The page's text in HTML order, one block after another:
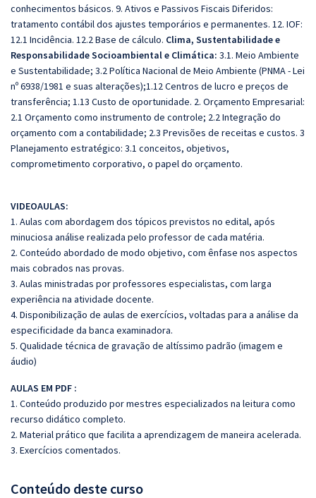
conhecimentos básicos. 9. Ativos e Passivos Fiscais Diferidos:
tratamento contábil dos ajustes temporários e permanentes. 12. IOF:
12.1 Incidência. 12.2 Base de cálculo. Clima, Sustentabilidade e
Responsabilidade Socioambiental e Climática: 3.1. Meio Ambiente
e Sustentabilidade; 3.2 Política Nacional de Meio Ambiente (PNMA - Lei
nº 6938/1981 e suas alterações);1.12 Centros de lucro e preços de
transferência; 1.13 Custo de oportunidade. 2. Orçamento Empresarial:
2.1 Orçamento como instrumento de controle; 2.2 Integração do
orçamento com a contabilidade; 2.3 Previsões de receitas e custos. 3
Planejamento estratégico: 3.1 conceitos, objetivos,
comprometimento corporativo, o papel do orçamento.
VIDEOAULAS:
1. Aulas com abordagem dos tópicos previstos no edital, após
minuciosa análise realizada pelo professor de cada matéria.
2. Conteúdo abordado de modo objetivo, com ênfase nos aspectos
mais cobrados nas provas.
3. Aulas ministradas por professores especialistas, com larga
experiência na atividade docente.
4. Disponibilização de aulas de exercícios, voltadas para a análise da
especificidade da banca examinadora.
5. Qualidade técnica de gravação de altíssimo padrão (imagem e
áudio)
AULAS EM PDF :
1. Conteúdo produzido por mestres especializados na leitura como
recurso didático completo.
2. Material prático que facilita a aprendizagem de maneira acelerada.
3. Exercícios comentados.
Conteúdo deste curso